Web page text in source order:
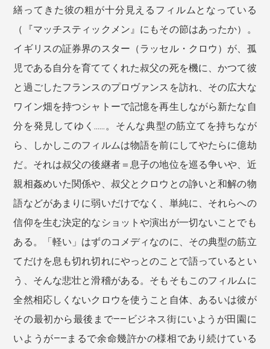
繕ってきた彼の粗が十分見えるフィルムとなっている
（『マッチスティックメン』にもその節はあったか）。
イギリスの証券界のスター（ラッセル・クロウ）が、孤
児である自分を育ててくれた叔父の死を機に、かつて彼
と過ごしたフランスのプロヴァンスを訪れ、その広大な
ワイン畑を持つシャトーで記憶を再生しながら新たな自
分を発見してゆく……。そんな典型の筋立てを持ちなが
ら、しかしこのフィルムは物語を前にしてやたらに億劫
だ。それは叔父の後継者＝息子の地位を巡る争いや、近
親相姦めいた関係や、叔父とクロウとの諍いと和解の物
語などがあまりに弱いだけでなく、単純に、それらへの
信仰を生む決定的なショットや演出が一切ないことでも
ある。「軽い」はずのコメディなのに、その典型の筋立
てだけを息も切れ切れにやっとのことで語っているとい
う、そんな悲壮と滑稽がある。そもそもこのフィルムに
全然相応しくないクロウを使うこと自体、あるいは彼が
その最初から最後まで——ビジネス街にいようが田園に
いようが——まるで余命幾許かの様相であり続けている